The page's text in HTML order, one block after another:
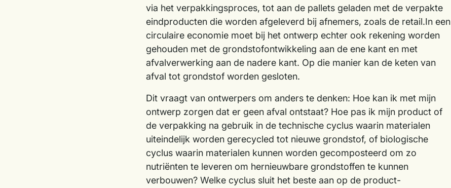
via het verpakkingsproces, tot aan de pallets geladen met de verpakte
eindproducten die worden afgeleverd bij afnemers, zoals de retail.In een
circulaire economie moet bij het ontwerp echter ook rekening worden
gehouden met de grondstofontwikkeling aan de ene kant en met
afvalverwerking aan de nadere kant. Op die manier kan de keten van
afval tot grondstof worden gesloten.
Dit vraagt van ontwerpers om anders te denken: Hoe kan ik met mijn
ontwerp zorgen dat er geen afval ontstaat? Hoe pas ik mijn product of
de verpakking na gebruik in de technische cyclus waarin materialen
uiteindelijk worden gerecycled tot nieuwe grondstof, of biologische
cyclus waarin materialen kunnen worden gecomposteerd om zo
nutriënten te leveren om hernieuwbare grondstoffen te kunnen
verbouwen? Welke cyclus sluit het beste aan op de product-